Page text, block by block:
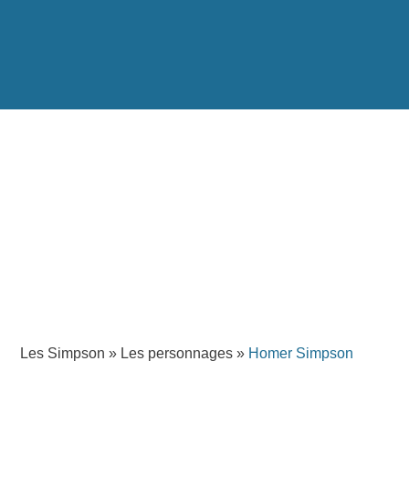
Les Simpson » Les personnages » Homer Simpson